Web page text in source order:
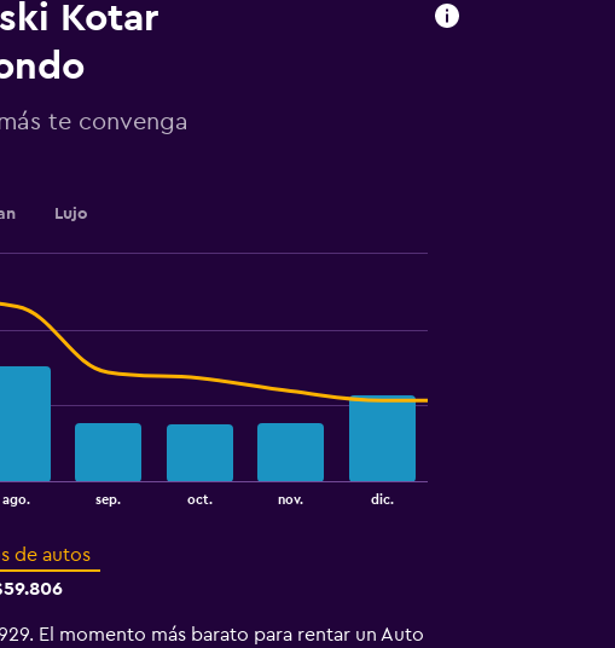
Kotar
te convenga
Lujo
ago. sep. oct. nov. dic.
de autos
El momento más barato para rentar un Auto